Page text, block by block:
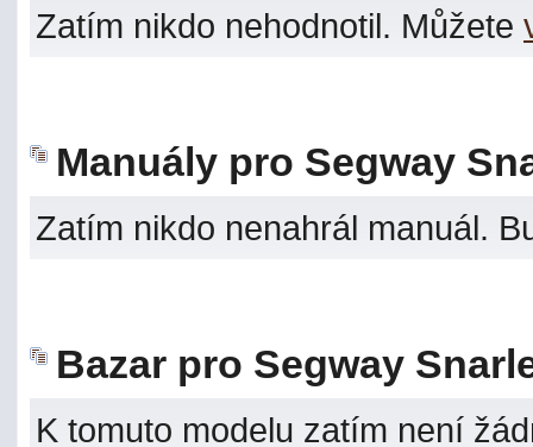
Zatím nikdo nehodnotil. Můžete
Manuály pro Segway
Zatím nikdo nenahrál manuál.
Bazar pro Segway
K tomuto modelu zatím není